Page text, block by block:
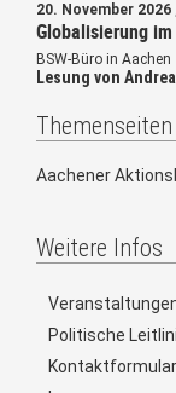
20. November 2026
Globalisierung
BSW-Büro in Aachen
Lesung von
Themenseiten
Aachener
Weitere Infos
Politische
Kontaktformular